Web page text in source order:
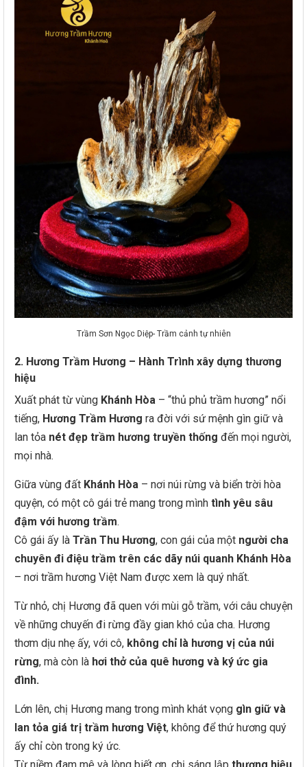
Trầm Sơn Ngọc Diệp- Trầm cảnh tự nhiên
2. Hương Trầm Hương – Hành Trình xây dựng thương
hiệu
Xuất phát từ vùng Khánh Hòa – “thủ phủ trầm hương” nổi
tiếng, Hương Trầm Hương ra đời với sứ mệnh gìn giữ và
lan tỏa nét đẹp trầm hương truyền thống đến mọi người,
mọi nhà.
Giữa vùng đất Khánh Hòa – nơi núi rừng và biển trời hòa
quyện, có một cô gái trẻ mang trong mình tình yêu sâu
đậm với hương trầm.
Cô gái ấy là Trần Thu Hương, con gái của một người cha
chuyên đi điệu trầm trên các dãy núi quanh Khánh Hòa
– nơi trầm hương Việt Nam được xem là quý nhất.
Từ nhỏ, chị Hương đã quen với mùi gỗ trầm, với câu chuyện
về những chuyến đi rừng đầy gian khó của cha. Hương
thơm dịu nhẹ ấy, với cô, không chỉ là hương vị của núi
rừng, mà còn là hơi thở của quê hương và ký ức gia
đình.
Lớn lên, chị Hương mang trong mình khát vọng gìn giữ và
lan tỏa giá trị trầm hương Việt, không để thứ hương quý
ấy chỉ còn trong ký ức.